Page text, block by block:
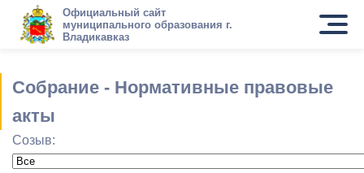
Официальный сайт
муниципального образования г.
Владикавказ
Собрание - Нормативные правовые
акты
Созыв: